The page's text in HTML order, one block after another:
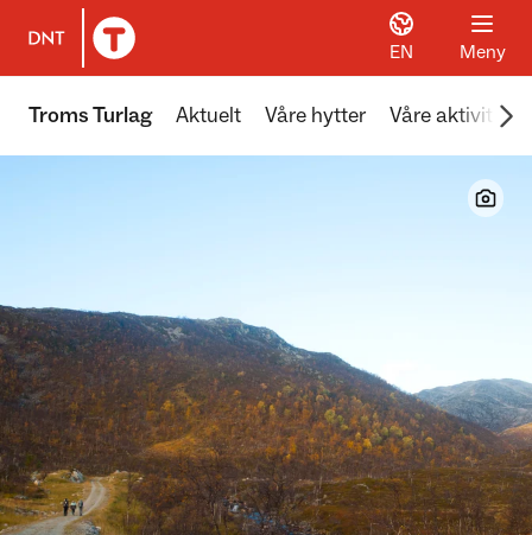
Til DNT.no forside
EN Meny
Troms Turlag Aktuelt Våre hytter Våre aktiviteter